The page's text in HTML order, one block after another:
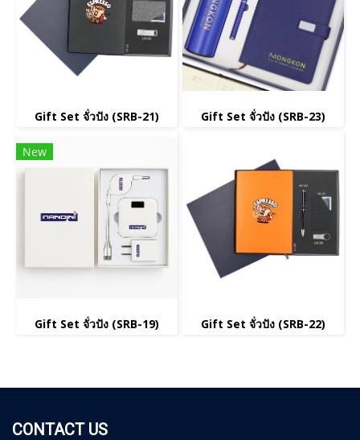
Gift Set จั่วปัง (SRB-21) Gift Set จั่วปัง (SRB-23)
New
Gift Set จั่วปัง (SRB-19) Gift Set จั่วปัง (SRB-22)
CONTACT US